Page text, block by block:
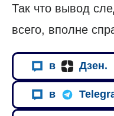
Так что вывод
всего, вполне
в Дзен.
в